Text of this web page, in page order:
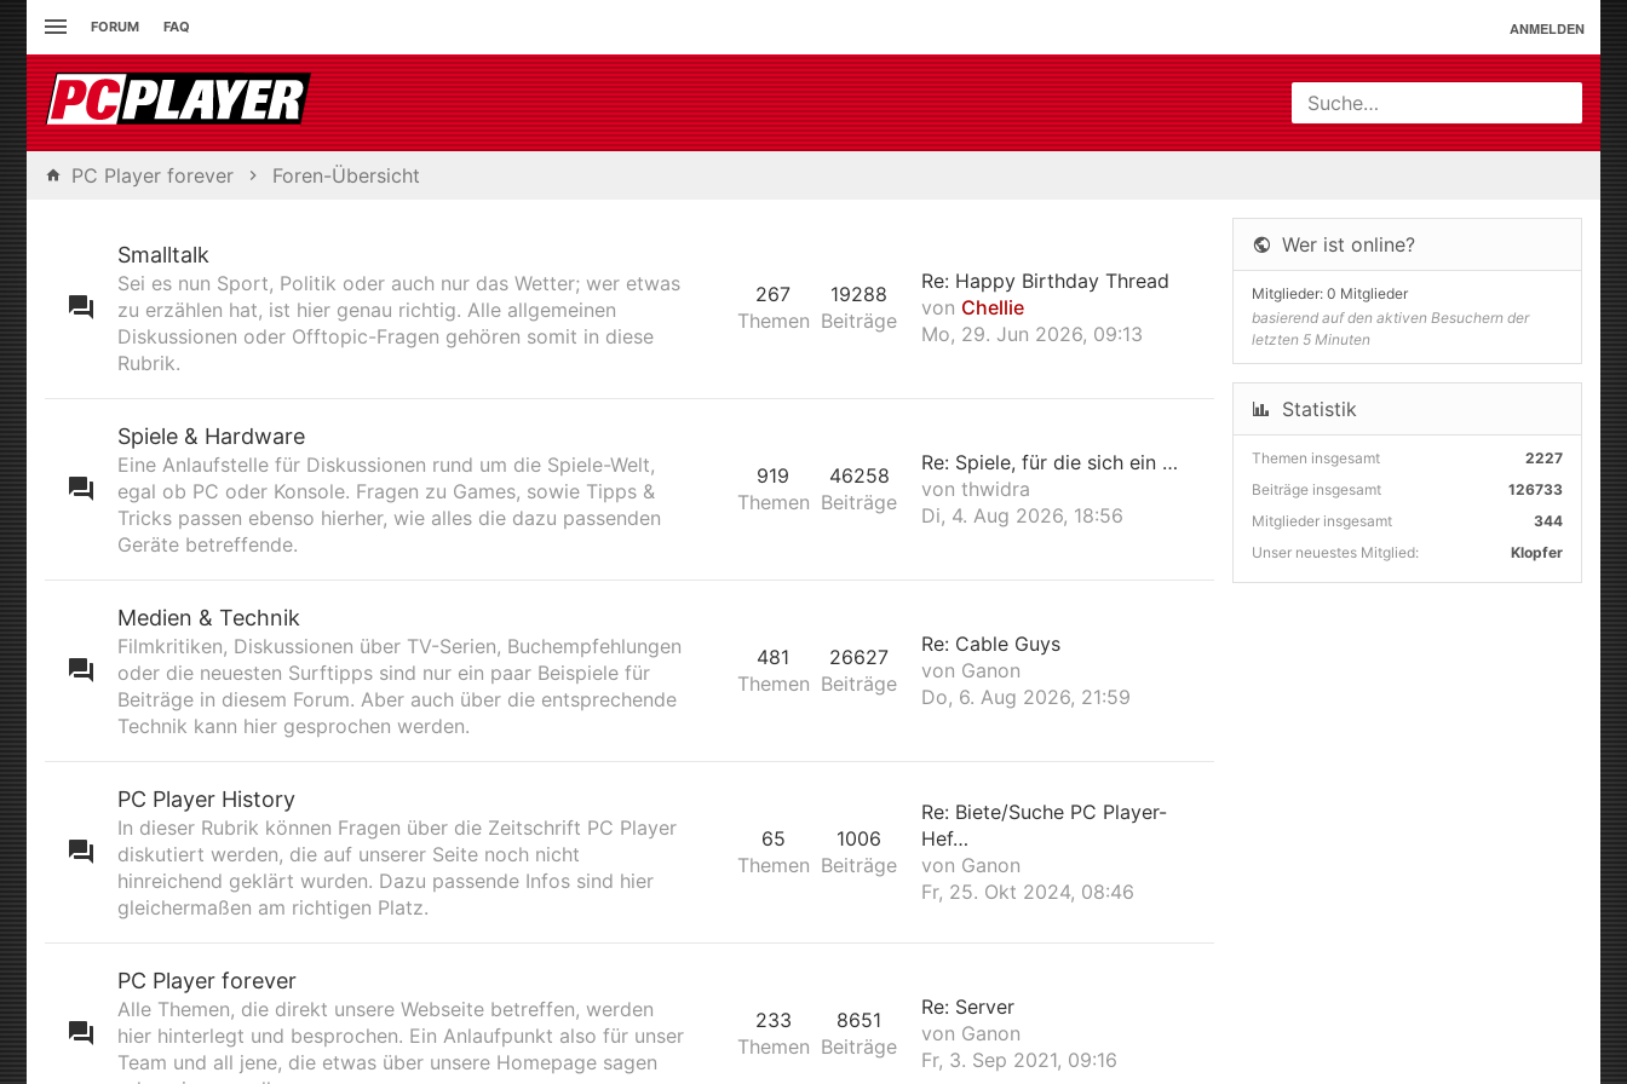
FORUM FAQ ANMELDEN
Suche…
PC Player forever Foren-Übersicht
Smalltalk
Sei es nun Sport, Politik oder auch nur das Wetter; wer etwas
zu erzählen hat, ist hier genau richtig. Alle allgemeinen
Diskussionen oder Offtopic-Fragen gehören somit in diese
Rubrik.
267
Themen
19288
Beiträge
Re: Happy Birthday Thread
von Chellie
Mo, 29. Jun 2026, 09:13
Spiele & Hardware
Eine Anlaufstelle für Diskussionen rund um die Spiele-Welt,
egal ob PC oder Konsole. Fragen zu Games, sowie Tipps &
Tricks passen ebenso hierher, wie alles die dazu passenden
Geräte betreffende.
919
Themen
46258
Beiträge
Re: Spiele, für die sich ein …
von thwidra
Di, 4. Aug 2026, 18:56
Medien & Technik
Filmkritiken, Diskussionen über TV-Serien, Buchempfehlungen
oder die neuesten Surftipps sind nur ein paar Beispiele für
Beiträge in diesem Forum. Aber auch über die entsprechende
Technik kann hier gesprochen werden.
481
Themen
26627
Beiträge
Re: Cable Guys
von Ganon
Do, 6. Aug 2026, 21:59
PC Player History
In dieser Rubrik können Fragen über die Zeitschrift PC Player
diskutiert werden, die auf unserer Seite noch nicht
hinreichend geklärt wurden. Dazu passende Infos sind hier
gleichermaßen am richtigen Platz.
65
Themen
1006
Beiträge
Re: Biete/Suche PC Player-
Hef…
von Ganon
Fr, 25. Okt 2024, 08:46
PC Player forever
Alle Themen, die direkt unsere Webseite betreffen, werden
hier hinterlegt und besprochen. Ein Anlaufpunkt also für unser
Team und all jene, die etwas über unsere Homepage sagen
233
Themen
8651
Beiträge
Re: Server
von Ganon
Fr, 3. Sep 2021, 09:16
Wer ist online?
Mitglieder: 0 Mitglieder
basierend auf den aktiven Besuchern der
letzten 5 Minuten
Statistik
Themen insgesamt
2227
Beiträge insgesamt
126733
Mitglieder insgesamt
344
Unser neuestes Mitglied:
Klopfer